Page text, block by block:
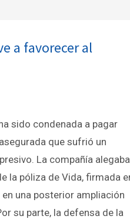
a favorecer al
sido condenada a pagar
que sufrió un
La compañía alegaba
la póliza de Vida, firmada
una posterior ampliación
su parte, la defensa de la